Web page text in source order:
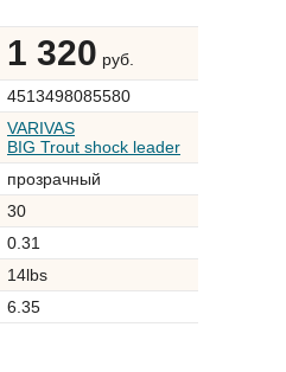
1 320 руб.
4513498085580
VARIVAS
BIG Trout shock leader
прозрачный
30
0.31
14lbs
6.35